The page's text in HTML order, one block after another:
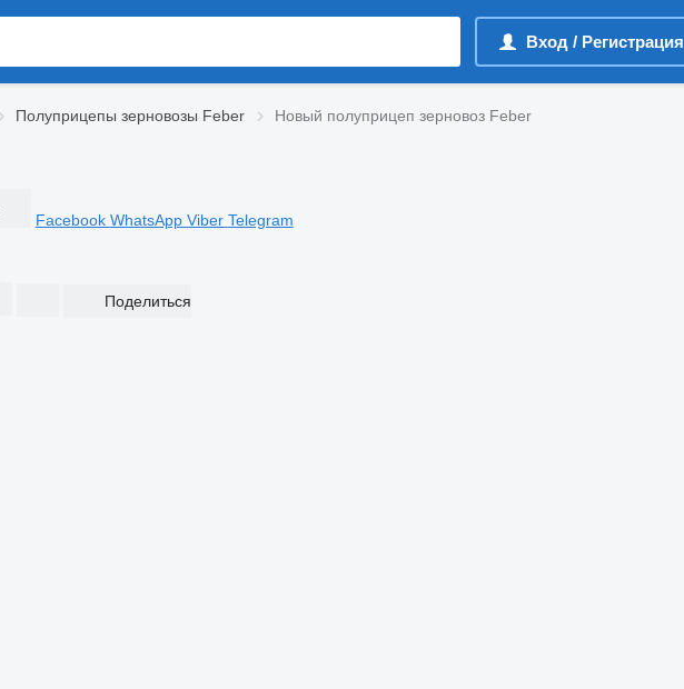
Вход / Регистрация
Полуприцепы зерновозы Feber Новый полуприцеп зерновоз Feber
Facebook WhatsApp Viber Telegram
Поделиться